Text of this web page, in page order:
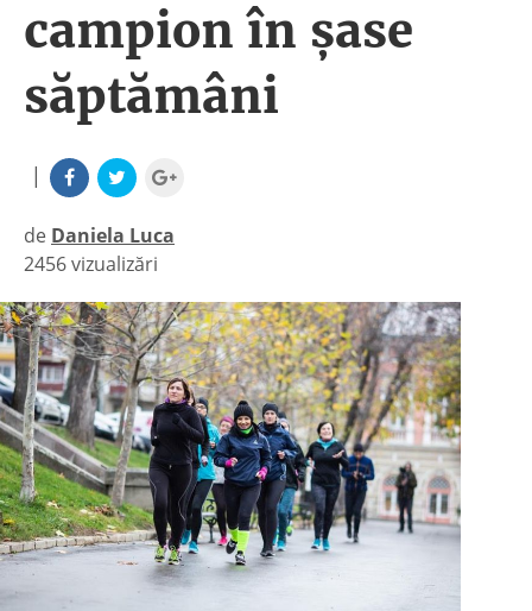
campion în șase
săptămâni
|
de Daniela Luca
|
2456 vizualizări